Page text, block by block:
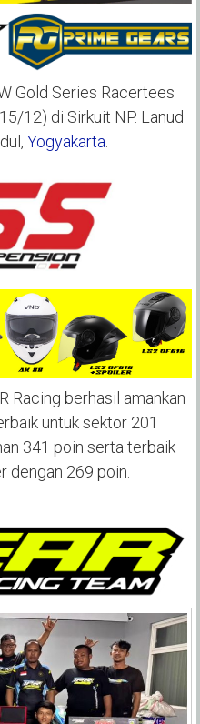
Gold Series Racertees
12) di Sirkuit NP. Lanud
Yogyakarta
Racing berhasil amankan
untuk sektor 201
341 poin serta terbaik
dengan 269 poin.